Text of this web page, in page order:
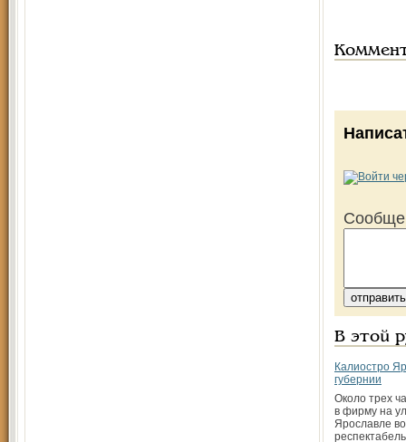
В этой
Калиостро
губернии
Около трех
в фирму на
Ярославле